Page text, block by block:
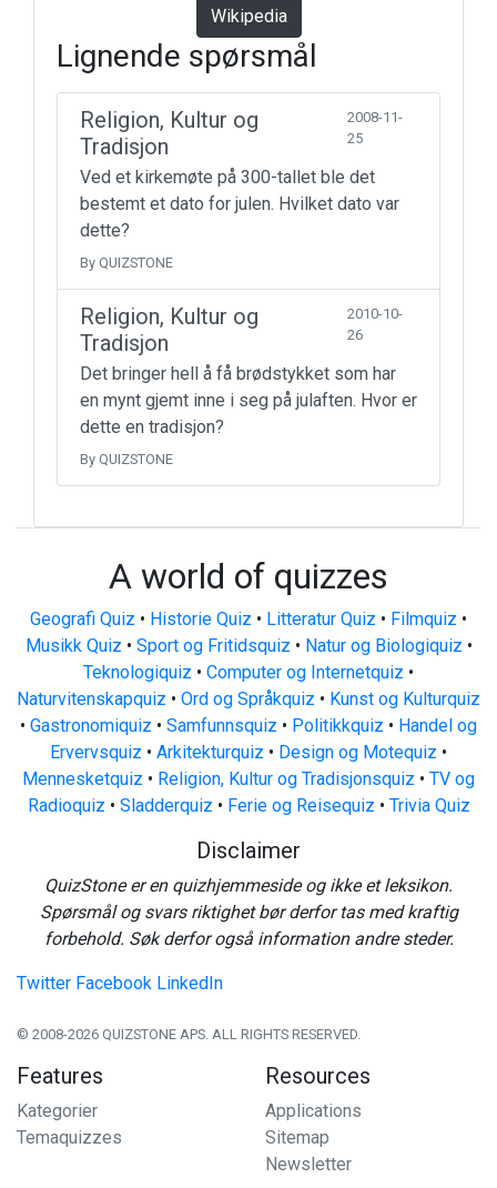
Wikipedia
Lignende spørsmål
Religion, Kultur og
Tradisjon
2008-11-
25
Ved et kirkemøte på 300-tallet ble det
bestemt et dato for julen. Hvilket dato var
dette?
By QUIZSTONE
Religion, Kultur og
Tradisjon
2010-10-
26
Det bringer hell å få brødstykket som har
en mynt gjemt inne i seg på julaften. Hvor er
dette en tradisjon?
By QUIZSTONE
A world of quizzes
Geografi Quiz • Historie Quiz • Litteratur Quiz • Filmquiz •
Musikk Quiz • Sport og Fritidsquiz • Natur og Biologiquiz •
Teknologiquiz • Computer og Internetquiz •
Naturvitenskapquiz • Ord og Språkquiz • Kunst og Kulturquiz
• Gastronomiquiz • Samfunnsquiz • Politikkquiz • Handel og
Ervervsquiz • Arkitekturquiz • Design og Motequiz •
Mennesketquiz • Religion, Kultur og Tradisjonsquiz • TV og
Radioquiz • Sladderquiz • Ferie og Reisequiz • Trivia Quiz
Disclaimer
QuizStone er en quizhjemmeside og ikke et leksikon.
Spørsmål og svars riktighet bør derfor tas med kraftig
forbehold. Søk derfor også information andre steder.
Twitter Facebook LinkedIn
© 2008-2026 QUIZSTONE APS. ALL RIGHTS RESERVED.
Features
Kategorier
Temaquizzes
Resources
Applications
Sitemap
Newsletter